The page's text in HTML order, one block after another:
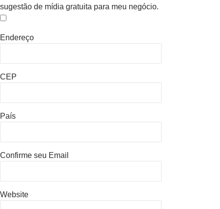
sugestão de mídia gratuita para meu negócio.
Endereço
CEP
País
Confirme seu Email
Website